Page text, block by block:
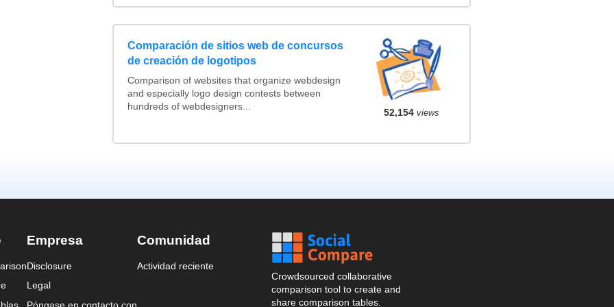
Comparación de sitios web de concursos
de creación de logotipos
Comparison of websites that organize webdesign
and especially logo design contests between
hundreds of webdesigners...
52,154 views
Empresa
Disclosure
Legal
Póngase en contacto con
Comunidad
Actividad reciente
Crowdsourced collaborative
comparison tool to create and
share comparison tables.